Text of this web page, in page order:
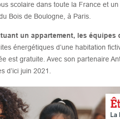
scolaire dans toute la France et
Bois de Boulogne, à Paris.
un appartement, les
énergétiques d’une habitation
est gratuite. Avec son partenaire
d’ici juin 2021.